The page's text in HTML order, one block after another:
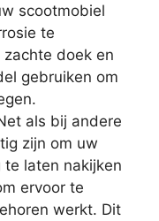
scootmobiel
te
doek en
gebruiken om
als bij andere
zijn om uw
laten nakijken
ervoor te
werkt. Dit